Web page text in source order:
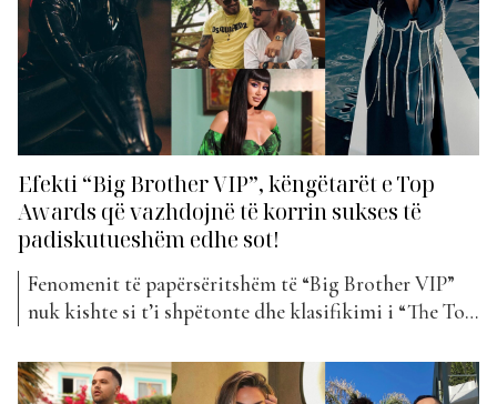
Efekti “Big Brother VIP”, këngëtarët e Top
Awards që vazhdojnë të korrin sukses të
padiskutueshëm edhe sot!
Fenomenit të papërsëritshëm të “Big Brother VIP”
nuk kishte si t’i shpëtonte dhe klasifikimi i “The Top
“BBV” ka thyer çdo rekord shikueshmëri dhe kudo
vazhdon që të flitet për të. Në këtë garë të fortë për